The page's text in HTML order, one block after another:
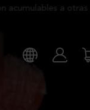
a otras